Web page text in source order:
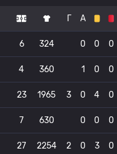
Г А
6 324 0 0 0
4 360 1 0 0
23 1965 3 0 4 0
7 630 0 0 0
27 2254 2 0 3 0